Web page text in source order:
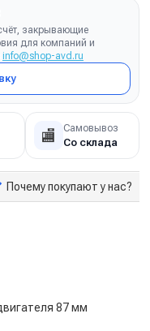
закрывающие
для компаний и
info@shop-avd.ru
🏬 Самовывоз
Со склада
Почему покупают у нас?
87 мм